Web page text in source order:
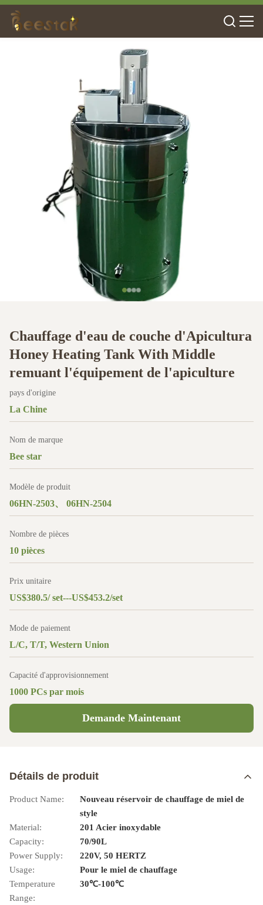
Chauffage d'eau de couche d'Apicultura
Honey Heating Tank With Middle
remuant l'équipement de l'apiculture
pays d'origine
La Chine
Nom de marque
Bee star
Modèle de produit
06HN-2503、 06HN-2504
Nombre de pièces
10 pièces
Prix unitaire
US$380.5/ set---US$453.2/set
Mode de paiement
L/C, T/T, Western Union
Capacité d'approvisionnement
1000 PCs par mois
Demande Maintenant
Détails de produit
Product Name:
Nouveau réservoir de chauffage de miel de
style
Material:
201 Acier inoxydable
Capacity:
70/90L
Power Supply:
220V, 50 HERTZ
Usage:
Pour le miel de chauffage
Temperature
Range:
30℃-100℃